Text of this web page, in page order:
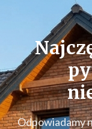
Odpowiadamy